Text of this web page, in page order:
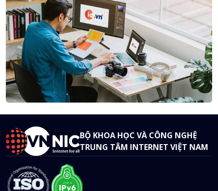
BỘ KHOA HỌC VÀ CÔNG NGHỆ
TRUNG TÂM INTERNET VIỆT NAM